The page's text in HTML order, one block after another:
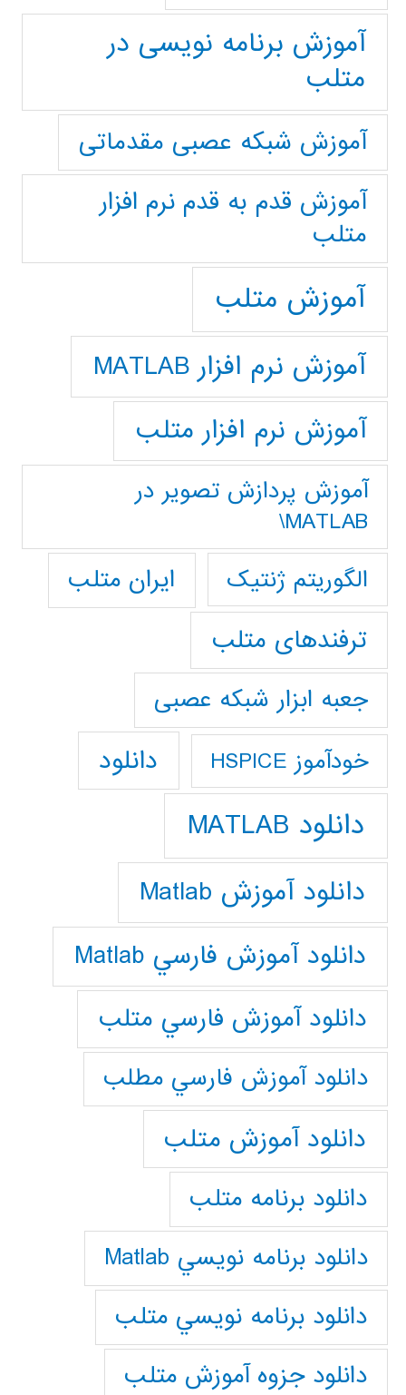
آموزش برنامه نویسی در
متلب
آموزش شبکه عصبی مقدماتی
آموزش قدم به قدم نرم افزار
متلب
آموزش متلب
آموزش نرم افزار MATLAB
آموزش نرم افزار متلب
آموزش پردازش تصوير در
MATLAB\
الگوریتم ژنتیک
ایران متلب
ترفندهای متلب
جعبه ابزار شبکه عصبی
خودآموز HSPICE دانلود
دانلود MATLAB
دانلود آموزش Matlab
دانلود آموزش فارسي Matlab
دانلود آموزش فارسي متلب
دانلود آموزش فارسي مطلب
دانلود آموزش متلب
دانلود برنامه متلب
دانلود برنامه نويسي Matlab
دانلود برنامه نويسي متلب
دانلود جزوه آموزش متلب